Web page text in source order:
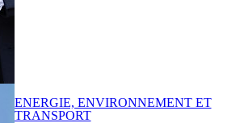
ENERGIE, ENVIRONNEMENT ET
TRANSPORT